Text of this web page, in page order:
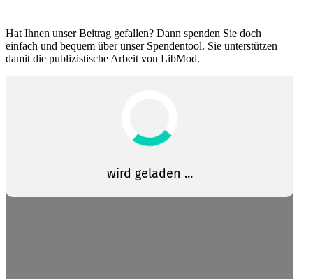
Hat Ihnen unser Beitrag gefallen? Dann spenden Sie doch
einfach und bequem über unser Spendentool. Sie unter­stützen
damit die publi­zis­tische Arbeit von LibMod.